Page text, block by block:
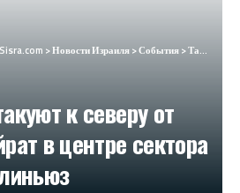
>Новости Израиля>События>Также ВВС атакуют к северу от лагеря Нусейрат в центре сектора Газа. #интеллиньюз
к северу от
в центре сектора